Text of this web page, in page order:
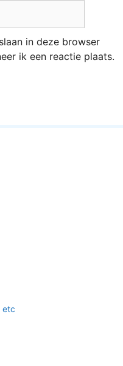
in deze browser
ik een reactie plaats.
etc